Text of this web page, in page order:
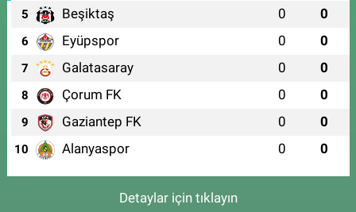
5 Beşiktaş 0 0
6 Eyüpspor 0 0
7 Galatasaray 0 0
8 Çorum FK 0 0
9 Gaziantep FK 0 0
10 Alanyaspor 0 0
Detaylar için tıklayın